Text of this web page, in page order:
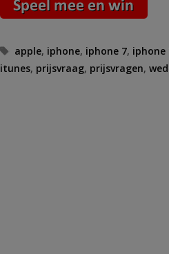
Tags
apple, iphone, iphone 7, iphone
itunes, prijsvraag, prijsvragen,